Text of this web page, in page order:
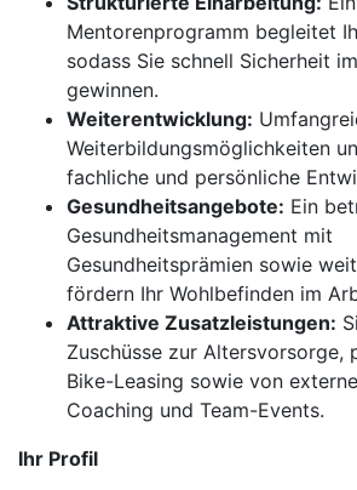
Mentorenprogramm begleitet
sodass Sie schnell Sicherheit
gewinnen.
Weiterentwicklung:
Weiterbildungsmöglichkeiten
fachliche und persönliche
Gesundheitsangebote: Ein
Gesundheitsmanagement mit
Gesundheitsprämien sowie
fördern Ihr Wohlbefinden im
Attraktive Zusatzleistungen:
Zuschüsse zur Altersvorsorge,
Bike-Leasing sowie von
Coaching und Team-Events.
Ihr Profil